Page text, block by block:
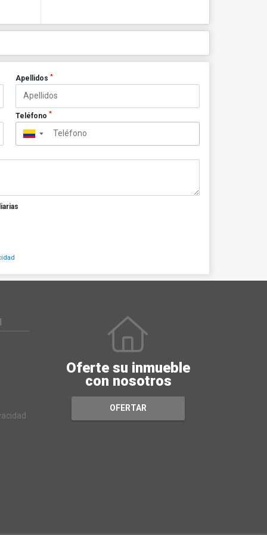
Apellidos *
Teléfono *
▼
Oferte su inmueble
con nosotros
OFERTAR